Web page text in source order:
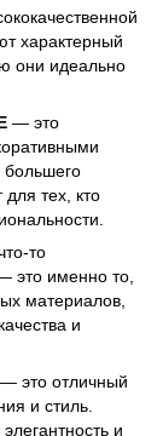
характерный
они идеально
— это
большего
тех, кто
то
это именно то,
материалов,
и
это отличный
и стиль.
и